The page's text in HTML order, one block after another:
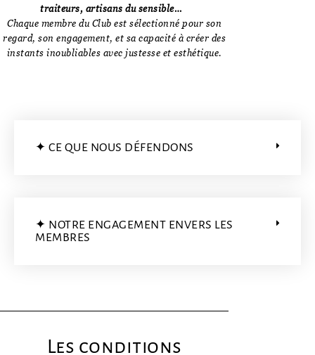
traiteurs, artisans du sensible…
Chaque membre du Club est sélectionné pour son
regard, son engagement, et sa capacité à créer des
instants inoubliables avec justesse et esthétique.
✦ CE QUE NOUS DÉFENDONS
✦ NOTRE ENGAGEMENT ENVERS LES
MEMBRES
Les conditions